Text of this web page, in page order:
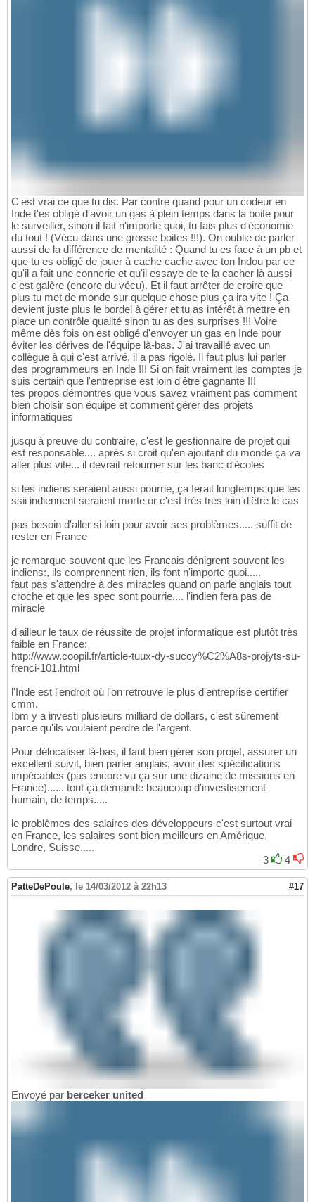
C'est vrai ce que tu dis. Par contre quand pour un codeur en
Inde t'es obligé d'avoir un gas à plein temps dans la boite pour
le surveiller, sinon il fait n'importe quoi, tu fais plus d'économie
du tout ! (Vécu dans une grosse boites !!!). On oublie de parler
aussi de la différence de mentalité : Quand tu es face à un pb et
que tu es obligé de jouer à cache cache avec ton Indou par ce
qu'il a fait une connerie et qu'il essaye de te la cacher là aussi
c'est galère (encore du vécu). Et il faut arrêter de croire que
plus tu met de monde sur quelque chose plus ça ira vite ! Ça
devient juste plus le bordel à gérer et tu as intérêt à mettre en
place un contrôle qualité sinon tu as des surprises !!! Voire
même dès fois on est obligé d'envoyer un gas en Inde pour
éviter les dérives de l'équipe là-bas. J'ai travaillé avec un
collègue à qui c'est arrivé, il a pas rigolé. Il faut plus lui parler
des programmeurs en Inde !!! Si on fait vraiment les comptes je
suis certain que l'entreprise est loin d'être gagnante !!!
tes propos démontres que vous savez vraiment pas comment
bien choisir son équipe et comment gérer des projets
informatiques
jusqu'à preuve du contraire, c'est le gestionnaire de projet qui
est responsable.... après si croit qu'en ajoutant du monde ça va
aller plus vite... il devrait retourner sur les banc d'écoles
si les indiens seraient aussi pourrie, ça ferait longtemps que les
ssii indiennent seraient morte or c'est très très loin d'être le cas
pas besoin d'aller si loin pour avoir ses problèmes..... suffit de
rester en France
je remarque souvent que les Francais dénigrent souvent les
indiens:, ils comprennent rien, ils font n'importe quoi.....
faut pas s'attendre à des miracles quand on parle anglais tout
croche et que les spec sont pourrie.... l'indien fera pas de
miracle
d'ailleur le taux de réussite de projet informatique est plutôt très
faible en France:
http://www.coopil.fr/article-tuux-dy-succy%C2%A8s-projyts-su-
frenci-101.html
l'Inde est l'endroit où l'on retrouve le plus d'entreprise certifier
cmm.
Ibm y a investi plusieurs milliard de dollars, c'est sûrement
parce qu'ils voulaient perdre de l'argent.
Pour délocaliser là-bas, il faut bien gérer son projet, assurer un
excellent suivit, bien parler anglais, avoir des spécifications
impécables (pas encore vu ça sur une dizaine de missions en
France)...... tout ça demande beaucoup d'investisement
humain, de temps.....
le problèmes des salaires des développeurs c'est surtout vrai
en France, les salaires sont bien meilleurs en Amérique,
Londre, Suisse.....
3
4
PatteDePoule, le 14/03/2012 à 22h13 #17
Envoyé par berceker united